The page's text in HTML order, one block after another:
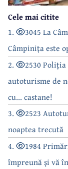
Cele mai citite
1.
3045 La
Câmpinița este
2.
2530
autoturisme de
cu... castane!
3.
2523
noaptea trecută
4.
1984
împreună și vă